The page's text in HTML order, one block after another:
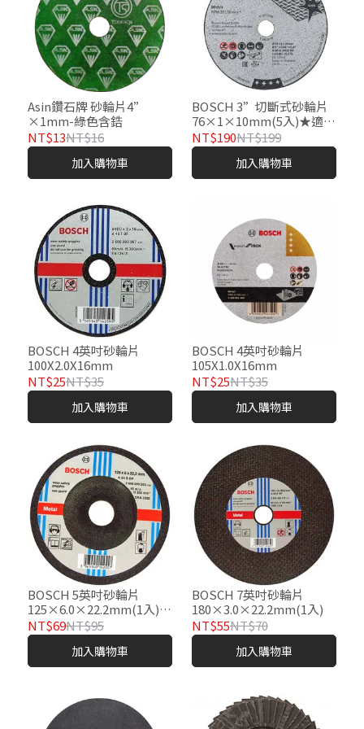
Asin鑽石牌 砂輪片4”
×1mm-綠色含鋯
NT$13NT$16
加入購物車
BOSCH 3”切斷式砂輪片
76×1×10mm(5入)★適用
GWS10.8-76V-EC
NT$190NT$199
加入購物車
BOSCH 4英吋砂輪片
100X2.0X16mm
NT$25NT$35
加入購物車
BOSCH 4英吋砂輪片
105X1.0X16mm
NT$25NT$35
加入購物車
BOSCH 5英吋砂輪片
125×6.0×22.2mm(1入)★
研磨作業專用
NT$69NT$95
加入購物車
BOSCH 7英吋砂輪片
180×3.0×22.2mm(1入)
NT$55NT$70
加入購物車